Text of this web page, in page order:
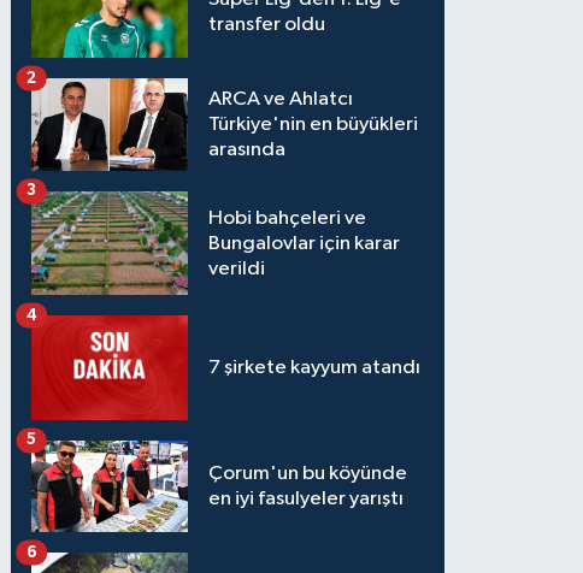
transfer oldu
ARCA ve Ahlatcı
Türkiye'nin en büyükleri
arasında
2
Hobi bahçeleri ve
Bungalovlar için karar
verildi
3
7 şirkete kayyum atandı
4
Çorum'un bu köyünde
en iyi fasulyeler yarıştı
5
6